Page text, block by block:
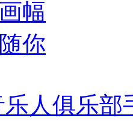
幅
你
乐人俱乐部